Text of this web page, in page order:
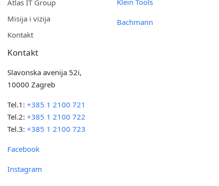
Atlas IT Group
Misija i vizija
Kontakt
Klein Tools
Bachmann
Kontakt
Slavonska avenija 52i,
10000 Zagreb
Tel.1:+385 1 2100 721
Tel.2:+385 1 2100 722
Tel.3:+385 1 2100 723
Facebook
Instagram